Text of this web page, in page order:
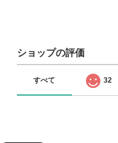
ショップの評価
すべて 32